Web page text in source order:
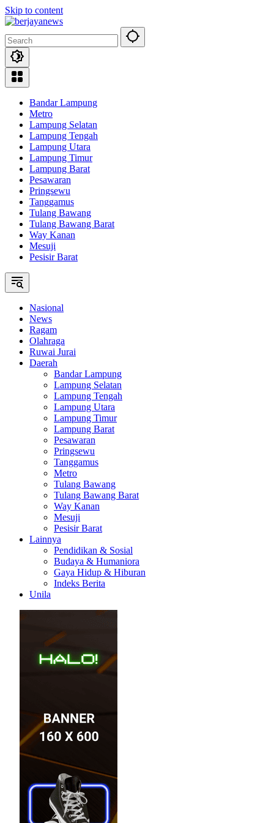
Skip to content
Bandar Lampung
Metro
Lampung Selatan
Lampung Tengah
Lampung Utara
Lampung Timur
Lampung Barat
Pesawaran
Pringsewu
Tanggamus
Tulang Bawang
Tulang Bawang Barat
Way Kanan
Mesuji
Pesisir Barat
Nasional
News
Ragam
Olahraga
Ruwai Jurai
Daerah
Bandar Lampung
Lampung Selatan
Lampung Tengah
Lampung Utara
Lampung Timur
Lampung Barat
Pesawaran
Pringsewu
Tanggamus
Metro
Tulang Bawang
Tulang Bawang Barat
Way Kanan
Mesuji
Pesisir Barat
Lainnya
Pendidikan & Sosial
Budaya & Humaniora
Gaya Hidup & Hiburan
Indeks Berita
Unila